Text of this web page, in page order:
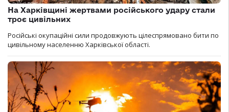
На Харківщині жертвами російського удару стали
троє цивільних
Російські окупаційні сили продовжують цілеспрямовано бити по
цивільному населенню Харківської області.